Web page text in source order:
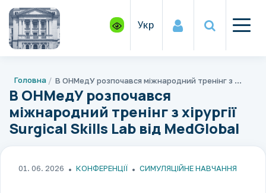
Укр
Головна В ОНМедУ розпочався міжнародний тренінг з хірургії Surgical Skills Lab від MedGlobal
В ОНМедУ розпочався
міжнародний тренінг з хірургії
Surgical Skills Lab від MedGlobal
01. 06. 2026 КОНФЕРЕНЦІЇ СИМУЛЯЦІЙНЕ НАВЧАННЯ